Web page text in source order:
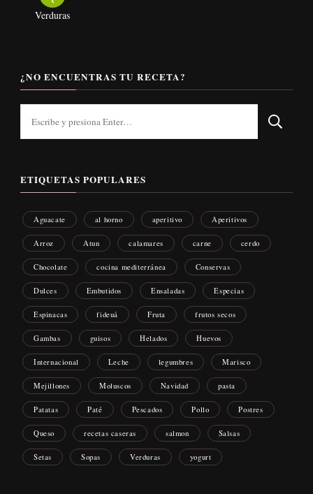
Verduras
¿NO ENCUENTRAS TU RECETA?
ETIQUETAS POPULARES
Aguacate al horno aperitivo Aperitivos
Arroz Atun calamares carne cerdo
Chocolate cocina mediterránea Conservas
Dulces Embutidos Ensaladas Especias
Espinacas fideuá Fruta frutos secos
Gambas guisos Helados Huevos
Internacional Leche legumbres Marisco
Mejillones Moluscos Navidad pasta
Patatas Paté Pescados Pollo Postres
Queso recetas caseras salmon Salsas
Setas Sopas Verduras yogurt